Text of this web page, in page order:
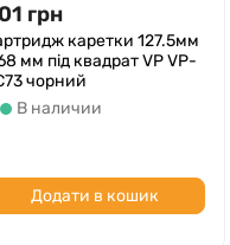
грн
каретки 127.5мм
мм під квадрат VP VP-
чорний
В наличии
Додати в кошик